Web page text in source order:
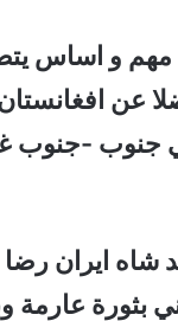
و اساس
عن
في جنوب -
بثورة عارمة